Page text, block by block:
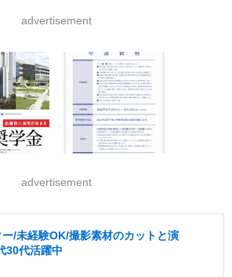
advertisement
advertisement
/未経験OK/撮影素材のカットと演
30代活躍中